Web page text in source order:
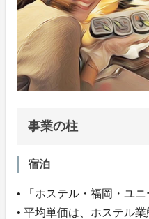
事業の柱
宿泊
• 「ホステル・福岡・ユ
• 平均単価は、ホステル